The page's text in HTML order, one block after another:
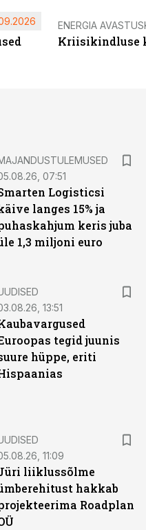
ENERGIA
Kriisikindluse
07:51
Logisticsi
langes 15% ja
keris juba
1,3 miljoni euro
13:51
tegid juunis
hüppe, eriti
11:09
liiklussõlme
hakkab
Roadplan